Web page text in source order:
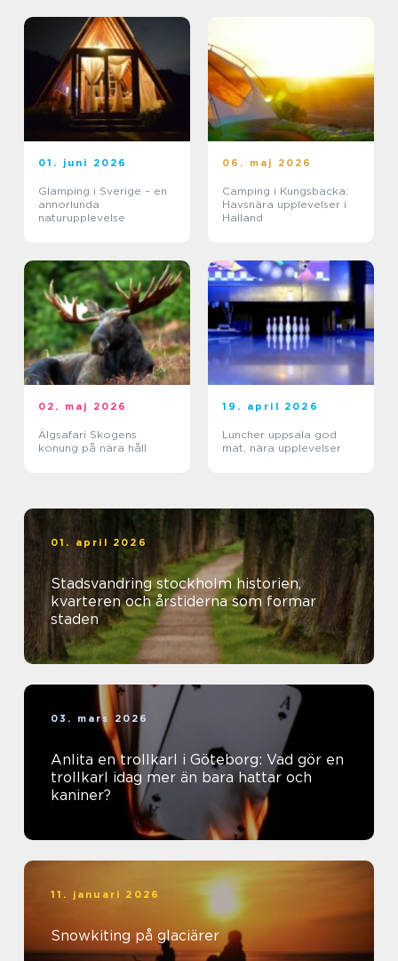
01. juni 2026
Glamping i Sverige – en
annorlunda
naturupplevelse
06. maj 2026
Camping i Kungsbacka:
Havsnära upplevelser i
Halland
02. maj 2026
Älgsafari Skogens
konung på nära håll
19. april 2026
Luncher uppsala god
mat, nära upplevelser
01. april 2026
Stadsvandring stockholm historien,
kvarteren och årstiderna som formar
staden
03. mars 2026
Anlita en trollkarl i Göteborg: Vad gör en
trollkarl idag mer än bara hattar och
kaniner?
11. januari 2026
Snowkiting på glaciärer